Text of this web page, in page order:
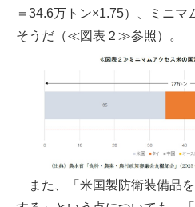
＝34.6万トン×1.75）、ミニマ
そうだ（≪図表２≫参照）。
また、「米国製防衛装備品